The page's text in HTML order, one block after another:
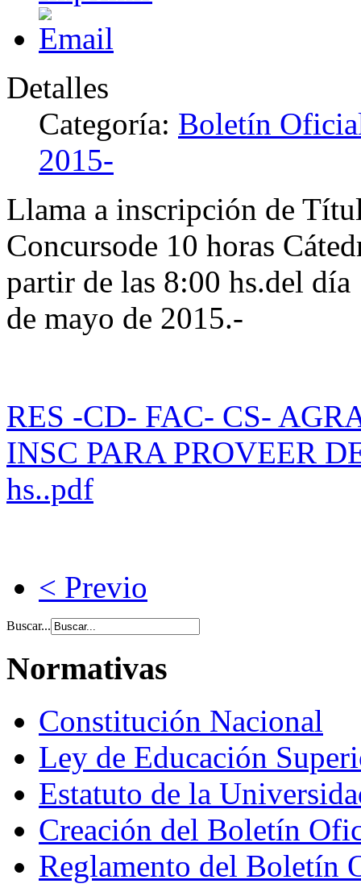
Detalles
Categoría: Boletín
2015-
Llama a inscripción de
Concursode 10 horas
partir de las 8:00 hs.del
de mayo de 2015.-
RES -CD- FAC- CS-
INSC PARA PROVEER
hs..pdf
< Previo
Buscar...
Normativas
Constitución Nacional
Ley de Educación
Estatuto de la
Creación del Boletín
Reglamento del Boletín